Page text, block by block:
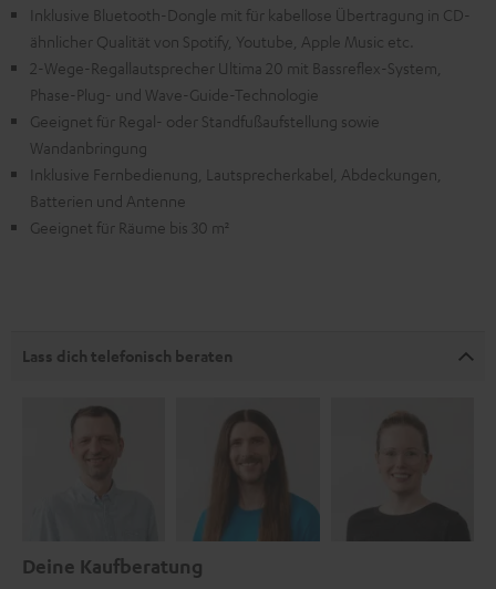
Inklusive Bluetooth-Dongle mit für kabellose Übertragung in CD-
ähnlicher Qualität von Spotify, Youtube, Apple Music etc.
2-Wege-Regallautsprecher Ultima 20 mit Bassreflex-System,
Phase-Plug- und Wave-Guide-Technologie
Geeignet für Regal- oder Standfußaufstellung sowie
Wandanbringung
Inklusive Fernbedienung, Lautsprecherkabel, Abdeckungen,
Batterien und Antenne
Geeignet für Räume bis 30 m²
Lass dich telefonisch beraten
Deine Kaufberatung